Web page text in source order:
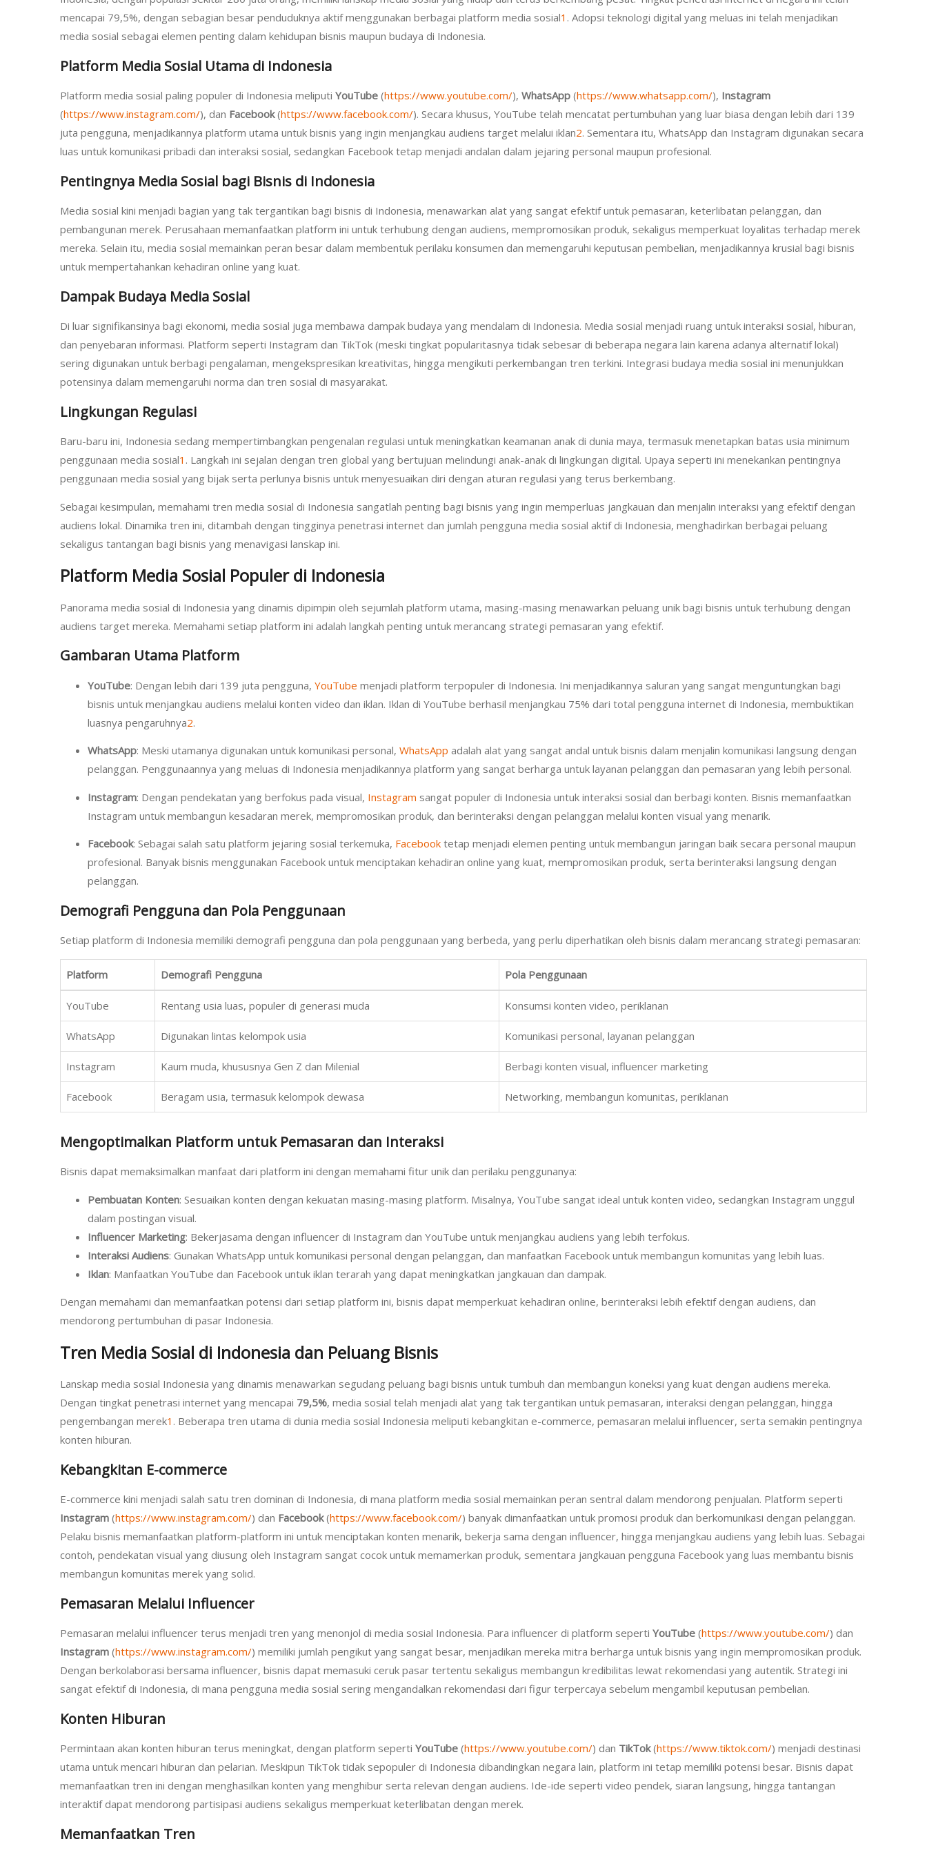
mencapai 79,5%, dengan sebagian besar penduduknya aktif menggunakan berbagai platform media sosial1 . Adopsi teknologi digital yang meluas ini telah menjadikan
media sosial sebagai elemen penting dalam kehidupan bisnis maupun budaya di Indonesia.
Platform Media Sosial Utama di Indonesia
Platform media sosial paling populer di Indonesia meliputi YouTube (https://www.youtube.com/), WhatsApp (https://www.whatsapp.com/), Instagram
(https://www.instagram.com/), dan Facebook(https://www.facebook.com/). Secara khusus, YouTube telah mencatat pertumbuhan yang luar biasa dengan lebih dari 139
juta pengguna, menjadikannya platform utama untuk bisnis yang ingin menjangkau audiens target melalui iklan2. Sementara itu, WhatsApp dan Instagram digunakan secara
luas untuk komunikasi pribadi dan interaksi sosial, sedangkan Facebook tetap menjadi andalan dalam jejaring personal maupun profesional.
Pentingnya Media Sosial bagi Bisnis di Indonesia
Media sosial kini menjadi bagian yang tak tergantikan bagi bisnis di Indonesia, menawarkan alat yang sangat efektif untuk pemasaran, keterlibatan pelanggan, dan
pembangunan merek. Perusahaan memanfaatkan platform ini untuk terhubung dengan audiens, mempromosikan produk, sekaligus memperkuat loyalitas terhadap merek
mereka. Selain itu, media sosial memainkan peran besar dalam membentuk perilaku konsumen dan memengaruhi keputusan pembelian, menjadikannya krusial bagi bisnis
untuk mempertahankan kehadiran online yang kuat.
Dampak Budaya Media Sosial
Di luar signifikansinya bagi ekonomi, media sosial juga membawa dampak budaya yang mendalam di Indonesia. Media sosial menjadi ruang untuk interaksi sosial, hiburan,
dan penyebaran informasi. Platform seperti Instagram dan TikTok (meski tingkat popularitasnya tidak sebesar di beberapa negara lain karena adanya alternatif lokal)
sering digunakan untuk berbagi pengalaman, mengekspresikan kreativitas, hingga mengikuti perkembangan tren terkini. Integrasi budaya media sosial ini menunjukkan
potensinya dalam memengaruhi norma dan tren sosial di masyarakat.
Lingkungan Regulasi
Baru-baru ini, Indonesia sedang mempertimbangkan pengenalan regulasi untuk meningkatkan keamanan anak di dunia maya, termasuk menetapkan batas usia minimum
penggunaan media sosial1 . Langkah ini sejalan dengan tren global yang bertujuan melindungi anak-anak di lingkungan digital. Upaya seperti ini menekankan pentingnya
penggunaan media sosial yang bijak serta perlunya bisnis untuk menyesuaikan diri dengan aturan regulasi yang terus berkembang.
Sebagai kesimpulan, memahami tren media sosial di Indonesia sangatlah penting bagi bisnis yang ingin memperluas jangkauan dan menjalin interaksi yang efektif dengan
audiens lokal. Dinamika tren ini, ditambah dengan tingginya penetrasi internet dan jumlah pengguna media sosial aktif di Indonesia, menghadirkan berbagai peluang
sekaligus tantangan bagi bisnis yang menavigasi lanskap ini.
Platform Media Sosial Populer di Indonesia
Panorama media sosial di Indonesia yang dinamis dipimpin oleh sejumlah platform utama, masing-masing menawarkan peluang unik bagi bisnis untuk terhubung dengan
audiens target mereka. Memahami setiap platform ini adalah langkah penting untuk merancang strategi pemasaran yang efektif.
Gambaran Utama Platform
YouTube: Dengan lebih dari 139 juta pengguna, YouTube menjadi platform terpopuler di Indonesia. Ini menjadikannya saluran yang sangat menguntungkan bagi
bisnis untuk menjangkau audiens melalui konten video dan iklan. Iklan di YouTube berhasil menjangkau 75% dari total pengguna internet di Indonesia, membuktikan
luasnya pengaruhnya2.
WhatsApp: Meski utamanya digunakan untuk komunikasi personal, WhatsApp adalah alat yang sangat andal untuk bisnis dalam menjalin komunikasi langsung dengan
pelanggan. Penggunaannya yang meluas di Indonesia menjadikannya platform yang sangat berharga untuk layanan pelanggan dan pemasaran yang lebih personal.
Instagram: Dengan pendekatan yang berfokus pada visual, Instagram sangat populer di Indonesia untuk interaksi sosial dan berbagi konten. Bisnis memanfaatkan
Instagram untuk membangun kesadaran merek, mempromosikan produk, dan berinteraksi dengan pelanggan melalui konten visual yang menarik.
Facebook: Sebagai salah satu platform jejaring sosial terkemuka, Facebook tetap menjadi elemen penting untuk membangun jaringan baik secara personal maupun
profesional. Banyak bisnis menggunakan Facebook untuk menciptakan kehadiran online yang kuat, mempromosikan produk, serta berinteraksi langsung dengan
pelanggan.
Demografi Pengguna dan Pola Penggunaan
Setiap platform di Indonesia memiliki demografi pengguna dan pola penggunaan yang berbeda, yang perlu diperhatikan oleh bisnis dalam merancang strategi pemasaran:
Platform Demografi Pengguna Pola Penggunaan
YouTube Rentang usia luas, populer di generasi muda Konsumsi konten video, periklanan
WhatsApp Digunakan lintas kelompok usia Komunikasi personal, layanan pelanggan
Instagram Kaum muda, khususnya Gen Z dan Milenial Berbagi konten visual, influencer marketing
Facebook Beragam usia, termasuk kelompok dewasa Networking, membangun komunitas, periklanan
Mengoptimalkan Platform untuk Pemasaran dan Interaksi
Bisnis dapat memaksimalkan manfaat dari platform ini dengan memahami fitur unik dan perilaku penggunanya:
Pembuatan Konten: Sesuaikan konten dengan kekuatan masing-masing platform. Misalnya, YouTube sangat ideal untuk konten video, sedangkan Instagram unggul
dalam postingan visual.
Influencer Marketing: Bekerjasama dengan influencer di Instagram dan YouTube untuk menjangkau audiens yang lebih terfokus.
Interaksi Audiens: Gunakan WhatsApp untuk komunikasi personal dengan pelanggan, dan manfaatkan Facebook untuk membangun komunitas yang lebih luas.
Iklan: Manfaatkan YouTube dan Facebook untuk iklan terarah yang dapat meningkatkan jangkauan dan dampak.
Dengan memahami dan memanfaatkan potensi dari setiap platform ini, bisnis dapat memperkuat kehadiran online, berinteraksi lebih efektif dengan audiens, dan
mendorong pertumbuhan di pasar Indonesia.
Tren Media Sosial di Indonesia dan Peluang Bisnis
Lanskap media sosial Indonesia yang dinamis menawarkan segudang peluang bagi bisnis untuk tumbuh dan membangun koneksi yang kuat dengan audiens mereka.
Dengan tingkat penetrasi internet yang mencapai 79,5%, media sosial telah menjadi alat yang tak tergantikan untuk pemasaran, interaksi dengan pelanggan, hingga
pengembangan merek1 . Beberapa tren utama di dunia media sosial Indonesia meliputi kebangkitan e-commerce, pemasaran melalui influencer, serta semakin pentingnya
konten hiburan.
Kebangkitan E-commerce
E-commerce kini menjadi salah satu tren dominan di Indonesia, di mana platform media sosial memainkan peran sentral dalam mendorong penjualan. Platform seperti
Instagram (https://www.instagram.com/) dan Facebook(https://www.facebook.com/) banyak dimanfaatkan untuk promosi produk dan berkomunikasi dengan pelanggan.
Pelaku bisnis memanfaatkan platform-platform ini untuk menciptakan konten menarik, bekerja sama dengan influencer, hingga menjangkau audiens yang lebih luas. Sebagai
contoh, pendekatan visual yang diusung oleh Instagram sangat cocok untuk memamerkan produk, sementara jangkauan pengguna Facebook yang luas membantu bisnis
membangun komunitas merek yang solid.
Pemasaran Melalui Influencer
Pemasaran melalui influencer terus menjadi tren yang menonjol di media sosial Indonesia. Para influencer di platform seperti YouTube (https://www.youtube.com/) dan
Instagram (https://www.instagram.com/) memiliki jumlah pengikut yang sangat besar, menjadikan mereka mitra berharga untuk bisnis yang ingin mempromosikan produk.
Dengan berkolaborasi bersama influencer, bisnis dapat memasuki ceruk pasar tertentu sekaligus membangun kredibilitas lewat rekomendasi yang autentik. Strategi ini
sangat efektif di Indonesia, di mana pengguna media sosial sering mengandalkan rekomendasi dari figur terpercaya sebelum mengambil keputusan pembelian.
Konten Hiburan
Permintaan akan konten hiburan terus meningkat, dengan platform seperti YouTube (https://www.youtube.com/) dan TikTok(https://www.tiktok.com/) menjadi destinasi
utama untuk mencari hiburan dan pelarian. Meskipun TikTok tidak sepopuler di Indonesia dibandingkan negara lain, platform ini tetap memiliki potensi besar. Bisnis dapat
memanfaatkan tren ini dengan menghasilkan konten yang menghibur serta relevan dengan audiens. Ide-ide seperti video pendek, siaran langsung, hingga tantangan
interaktif dapat mendorong partisipasi audiens sekaligus memperkuat keterlibatan dengan merek.
Memanfaatkan Tren